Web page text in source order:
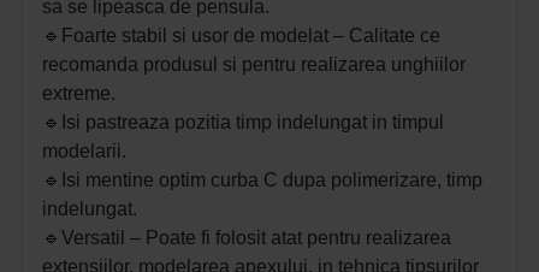
sa se lipeasca de pensula.
🔹 Foarte stabil si usor de modelat – Calitate ce
recomanda produsul si pentru realizarea unghiilor
extreme.
🔹 Isi pastreaza pozitia timp indelungat in timpul
modelarii.
🔹 Isi mentine optim curba C dupa polimerizare, timp
indelungat.
🔹 Versatil – Poate fi folosit atat pentru realizarea
extensiilor, modelarea apexului, in tehnica tipsurilor